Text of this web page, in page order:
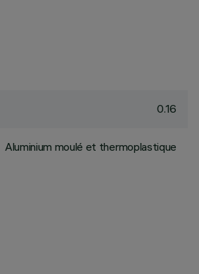
0.16
Aluminium moulé et thermoplastique